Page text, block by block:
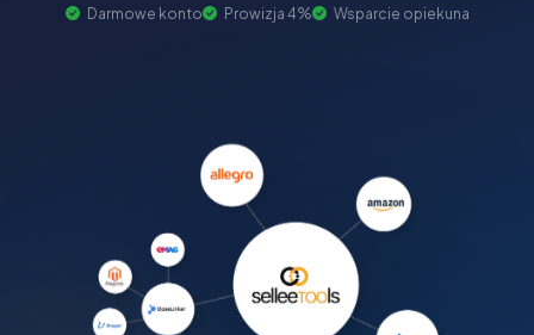
Darmowe konto Prowizja 4% Wsparcie opiekuna